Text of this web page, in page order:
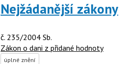
Nejžádanější zákony
č. 235/2004 Sb.
Zákon o dani z přidané hodnoty
úplné znění